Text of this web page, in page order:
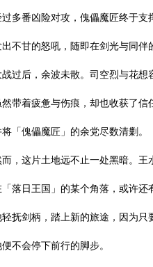
过多番凶险对攻，傀儡魔匠终于支
出不甘的怒吼，随即在剑光与同伴
战过后，余波未散。司空烈与花想
然带着疲惫与伤痕，却也收获了信
将「傀儡魔匠」的余党尽数清剿。
而，这片土地远不止一处黑暗。王
「落日王国」的某个角落，或许还
轻抚剑柄，踏上新的旅途，因为只
便不会停下前行的脚步。